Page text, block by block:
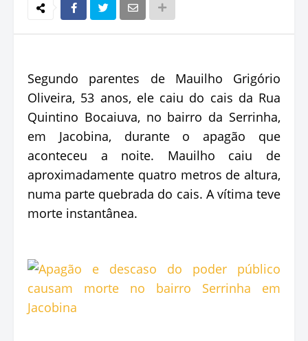
Segundo parentes de Mauilho Grigório
Oliveira, 53 anos, ele caiu do cais da Rua
Quintino Bocaiuva, no bairro da Serrinha,
em Jacobina, durante o apagão que
aconteceu a noite. Mauilho caiu de
aproximadamente quatro metros de altura,
numa parte quebrada do cais. A vítima teve
morte instantânea.